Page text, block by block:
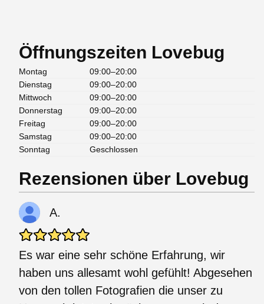
Öffnungszeiten Lovebug
Montag
09:00–20:00
Dienstag
09:00–20:00
Mittwoch
09:00–20:00
Donnerstag
09:00–20:00
Freitag
09:00–20:00
Samstag
09:00–20:00
Sonntag
Geschlossen
Rezensionen über Lovebug
A.
Es war eine sehr schöne Erfahrung, wir
haben uns allesamt wohl gefühlt! Abgesehen
von den tollen Fotografien die unser zu